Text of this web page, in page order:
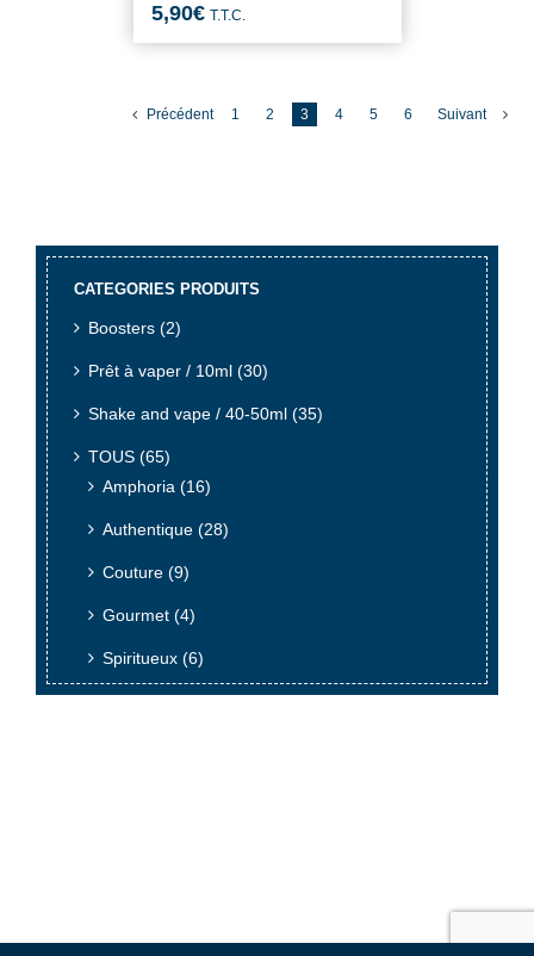
5,90€ T.T.C.
Précédent 1 2 3 4 5 6 Suivant
CATEGORIES PRODUITS
Boosters (2)
Prêt à vaper / 10ml (30)
Shake and vape / 40-50ml (35)
TOUS (65)
Amphoria (16)
Authentique (28)
Couture (9)
Gourmet (4)
Spiritueux (6)